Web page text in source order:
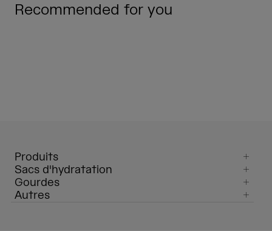
Recommended for you
Produits
Sacs d'hydratation
Gourdes
Autres